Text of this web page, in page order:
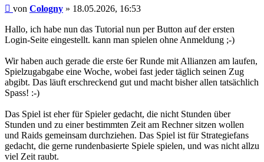
Beitrag
von Cologny » 18.05.2026, 16:53
Hallo, ich habe nun das Tutorial nun per Button auf der ersten
Login-Seite eingestellt. kann man spielen ohne Anmeldung ;-)
Wir haben auch gerade die erste 6er Runde mit Allianzen am laufen,
Spielzugabgabe eine Woche, wobei fast jeder täglich seinen Zug
abgibt. Das läuft erschreckend gut und macht bisher allen tatsächlich
Spass! :-)
Das Spiel ist eher für Spieler gedacht, die nicht Stunden über
Stunden und zu einer bestimmten Zeit am Rechner sitzen wollen
und Raids gemeinsam durchziehen. Das Spiel ist für Strategiefans
gedacht, die gerne rundenbasierte Spiele spielen, und was nicht allzu
viel Zeit raubt.